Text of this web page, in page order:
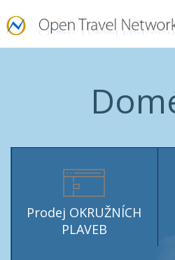
Prodej OKRUŽNÍCH
PLAVEB